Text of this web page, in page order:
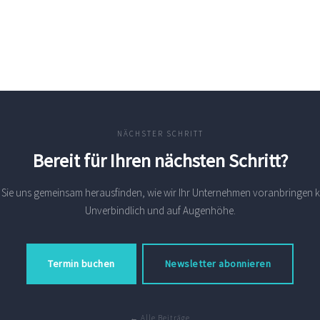
NÄCHSTER SCHRITT
Bereit für Ihren nächsten Schritt?
Sie uns gemeinsam herausfinden, wie wir Ihr Unternehmen voranbringen
Unverbindlich und auf Augenhöhe.
Termin buchen Newsletter abonnieren
← Alle Beiträge